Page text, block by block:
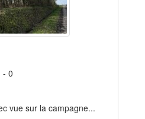
- 0
vue sur la campagne...